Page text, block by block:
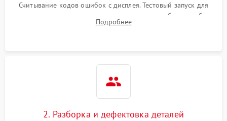
Считывание кодов ошибок с дисплея. Тестовый запуск для
выявления посторонних шумов, протечек или сбоев в работе
электронного модуля управления.
Подробнее
2. Разборка и дефектовка деталей